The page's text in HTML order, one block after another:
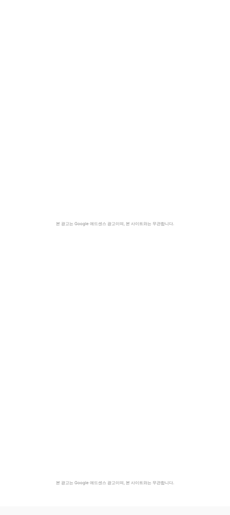
본 광고는 Google 애드센스 광고이며, 본 사이트와는 무관합니다.
본 광고는 Google 애드센스 광고이며, 본 사이트와는 무관합니다.